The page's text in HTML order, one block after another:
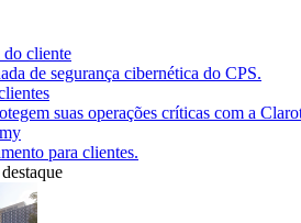
cliente
de segurança cibernética do CPS.
suas operações críticas com a
para clientes.